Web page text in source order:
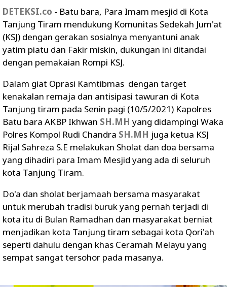
DETEKSI.co - Batu bara, Para Imam mesjid di Kota
Tanjung Tiram mendukung Komunitas Sedekah Jum'at
(KSJ) dengan gerakan sosialnya menyantuni anak
yatim piatu dan Fakir miskin, dukungan ini ditandai
dengan pemakaian Rompi KSJ.
Dalam giat Oprasi Kamtibmas dengan target
kenakalan remaja dan antisipasi tawuran di Kota
Tanjung tiram pada Senin pagi (10/5/2021) Kapolres
Batu bara AKBP Ikhwan SH.MH yang didampingi Waka
Polres Kompol Rudi Chandra SH.MH juga ketua KSJ
Rijal Sahreza S.E melakukan Sholat dan doa bersama
yang dihadiri para Imam Mesjid yang ada di seluruh
kota Tanjung Tiram.
Do'a dan sholat berjamaah bersama masyarakat
untuk merubah tradisi buruk yang pernah terjadi di
kota itu di Bulan Ramadhan dan masyarakat berniat
menjadikan kota Tanjung tiram sebagai kota Qori'ah
seperti dahulu dengan khas Ceramah Melayu yang
sempat sangat tersohor pada masanya.